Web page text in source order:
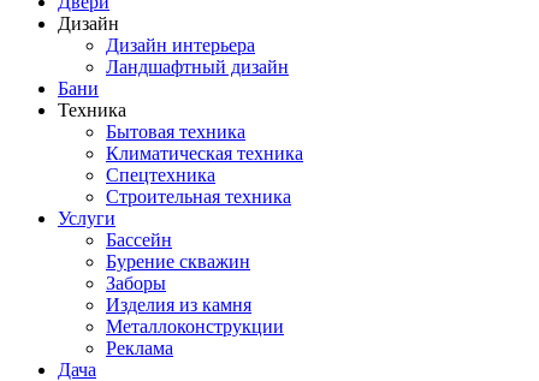
Дизайн
Дизайн интерьера
Ландшафтный дизайн
Бани
Техника
Бытовая техника
Климатическая техника
Спецтехника
Строительная техника
Услуги
Бассейн
Бурение скважин
Заборы
Изделия из камня
Металлоконструкции
Реклама
Дача